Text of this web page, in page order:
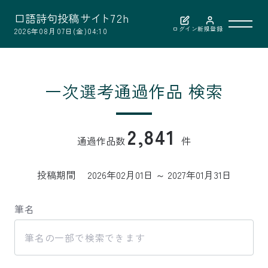
口語詩句投稿サイト72h
2026年08月07日(金)04:10 ログイン新規登録
お問い合わせ
一次選考通過作品 検索
通過作品数 2,841 件
投稿期間 2026年02月01日 ～ 2027年01月31日
筆名